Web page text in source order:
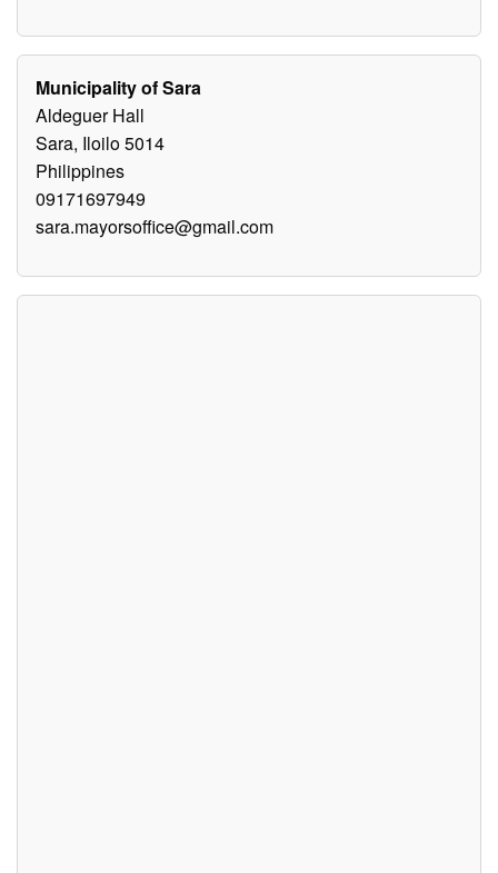
Municipality of Sara
Aldeguer Hall
Sara, Iloilo 5014
Philippines
09171697949
sara.mayorsoffice@gmail.com